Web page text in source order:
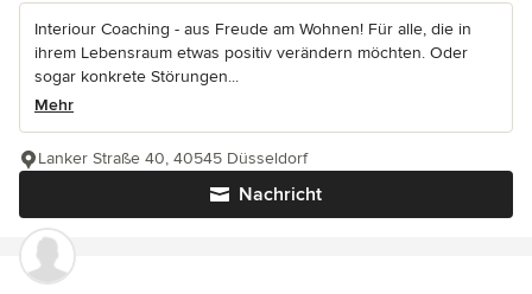
Interiour Coaching - aus Freude am Wohnen! Für alle, die in
ihrem Lebensraum etwas positiv verändern möchten. Oder
sogar konkrete Störungen...
Mehr
Nachricht
Lanker Straße 40, 40545 Düsseldorf